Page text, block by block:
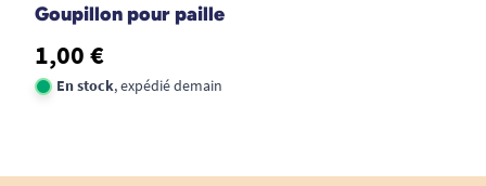
Goupillon pour paille
1,00 €
En stock, expédié demain